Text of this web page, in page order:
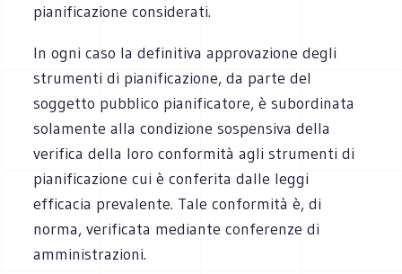
pianificazione considerati.
In ogni caso la definitiva approvazione degli
strumenti di pianificazione, da parte del
soggetto pubblico pianificatore, è subordinata
solamente alla condizione sospensiva della
verifica della loro conformità agli strumenti di
pianificazione cui è conferita dalle leggi
efficacia prevalente. Tale conformità è, di
norma, verificata mediante conferenze di
amministrazioni.